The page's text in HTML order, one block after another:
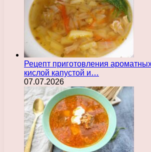
Рецепт приготовления
кислой капустой и…
07.07.2026